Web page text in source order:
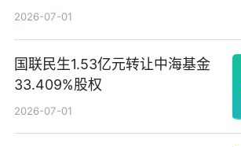
2026-07-01
国联民生1.53亿元转让中海基金
33.409%股权
2026-07-01